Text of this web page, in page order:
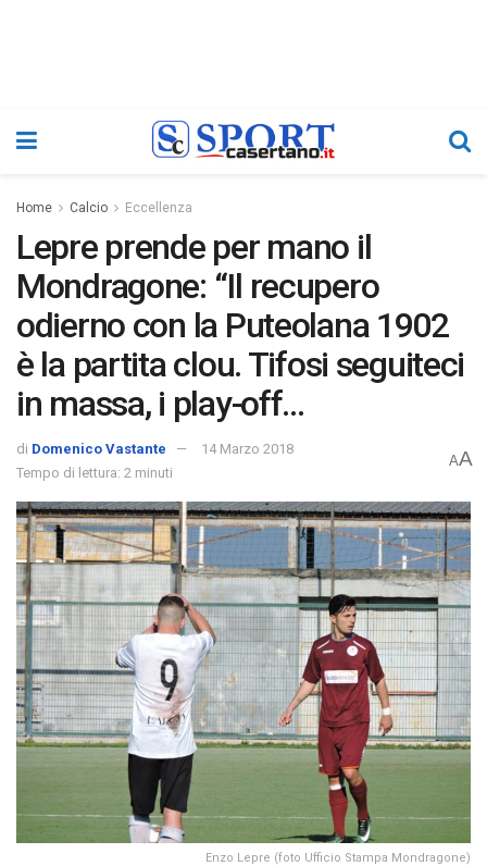
Home Calcio Eccellenza
Lepre prende per mano il
Mondragone: “Il recupero
odierno con la Puteolana 1902
è la partita clou. Tifosi seguiteci
in massa, i play-off…
di Domenico Vastante
14 Marzo 2018
Tempo di lettura: 2 minuti
AA
Enzo Lepre (foto Ufficio Stampa Mondragone)